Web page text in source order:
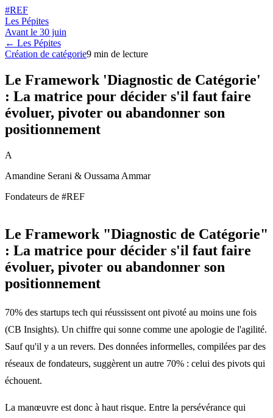
#REF
Les Pépites
Avant le 30 juin
← Les Pépites
Création de catégorie9 min de lecture
Le Framework 'Diagnostic de Catégorie'
: La matrice pour décider s'il faut faire
évoluer, pivoter ou abandonner son
positionnement
A
Amandine Serani & Oussama Ammar
Fondateurs de #REF
Le Framework "Diagnostic de Catégorie"
: La matrice pour décider s'il faut faire
évoluer, pivoter ou abandonner son
positionnement
70% des startups tech qui réussissent ont pivoté au moins une fois
(CB Insights). Un chiffre qui sonne comme une apologie de l'agilité.
Sauf qu'il y a un revers. Des données informelles, compilées par des
réseaux de fondateurs, suggèrent un autre 70% : celui des pivots qui
échouent.
La manœuvre est donc à haut risque. Entre la persévérance qui